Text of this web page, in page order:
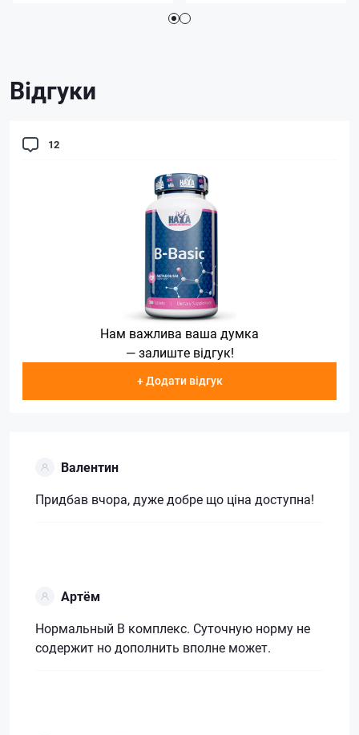
Відгуки
12
Нам важлива ваша думка
— залиште відгук!
+ Додати відгук
Валентин
Придбав вчора, дуже добре що ціна доступна!
Артём
Нормальный В комплекс. Суточную норму не
содержит но дополнить вполне может.